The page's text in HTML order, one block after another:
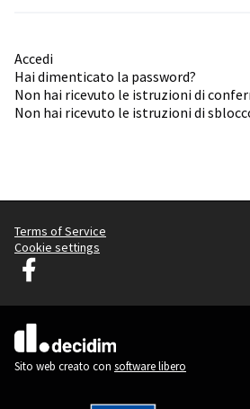
Accedi
Hai dimenticato la password?
Non hai ricevuto le istruzioni di
Non hai ricevuto le istruzioni di
Terms of Service
Cookie settings
Decidim Lubiana su Facebook
(Collegamento esterno)
Sito web creato con software libero